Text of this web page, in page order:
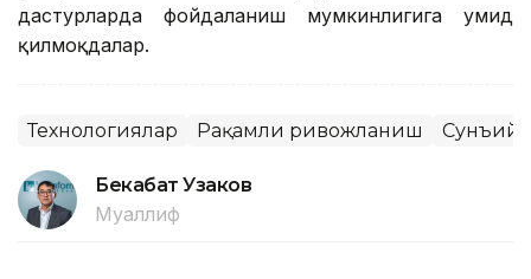
дастурларда фойдаланиш мумкинлигига умид
қилмоқдалар.
Технологиялар Рақамли ривожланиш Сунъий
Бекабат Узаков
Муаллиф